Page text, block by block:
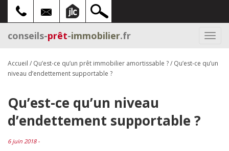
conseils-prêt-immobilier.fr
Accueil / Qu’est-ce qu’un prêt immobilier amortissable ?/ Qu’est-ce qu’un
niveau d’endettement supportable ?
Qu’est-ce qu’un niveau
d’endettement supportable ?
6 juin 2018 -